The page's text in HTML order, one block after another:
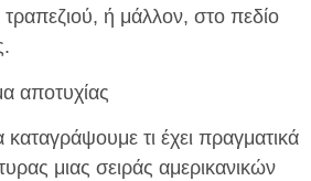
ή μάλλον, στο πεδίο
αποτυχίας
τι έχει πραγματικά
μιας σειράς αμερικανικών